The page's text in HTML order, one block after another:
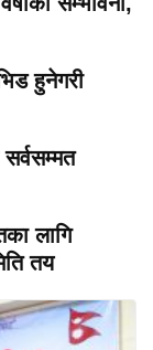
हुनेगरी
लागि
तय